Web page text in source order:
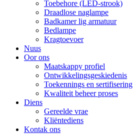
Toebehore (LED-strook)
Draadlose naglampe
Badkamer lig armatuur
Bedlampe
Kragtoevoer
Nuus
Oor ons
Maatskappy profiel
Ontwikkelingsgeskiedenis
Toekennings en sertifisering
Kwaliteit beheer proses
Diens
Gereelde vrae
Kliëntediens
Kontak ons